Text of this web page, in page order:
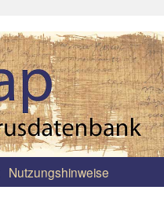
Nutzungshinweise